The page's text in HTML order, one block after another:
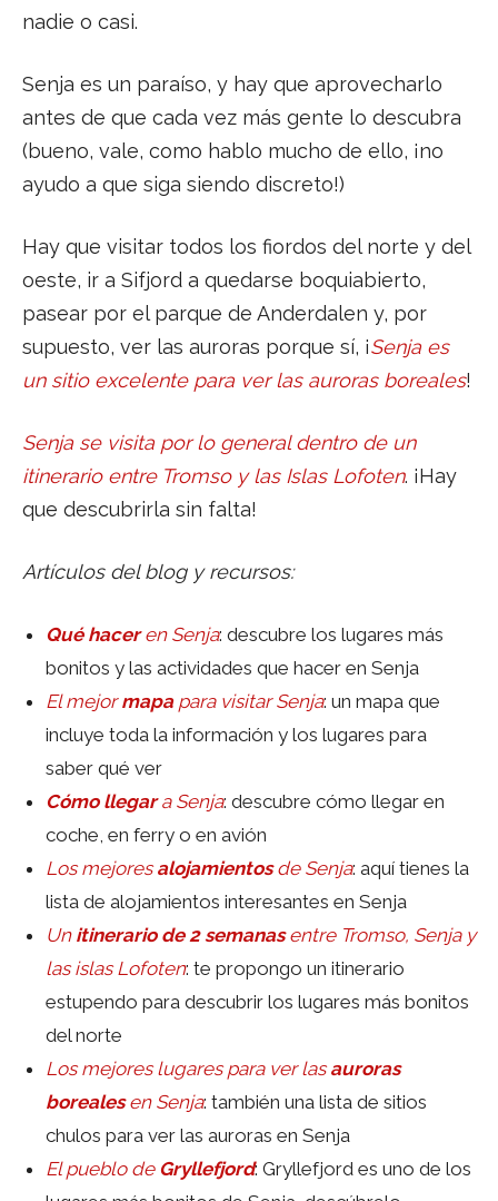
nadie o casi.
Senja es un paraíso, y hay que aprovecharlo
antes de que cada vez más gente lo descubra
(bueno, vale, como hablo mucho de ello, ¡no
ayudo a que siga siendo discreto!)
Hay que visitar todos los fiordos del norte y del
oeste, ir a Sifjord a quedarse boquiabierto,
pasear por el parque de Anderdalen y, por
supuesto, ver las auroras porque sí, ¡Senja es
un sitio excelente para ver las auroras boreales!
Senja se visita por lo general dentro de un
itinerario entre Tromso y las Islas Lofoten. ¡Hay
que descubrirla sin falta!
Artículos del blog y recursos:
Qué haceren Senja: descubre los lugares más
bonitos y las actividades que hacer en Senja
El mejormapapara visitar Senja: un mapa que
incluye toda la información y los lugares para
saber qué ver
Cómo llegara Senja: descubre cómo llegar en
coche, en ferry o en avión
Los mejoresalojamientosde Senja: aquí tienes la
lista de alojamientos interesantes en Senja
Un itinerario de 2 semanasentre Tromso, Senja y
las islas Lofoten: te propongo un itinerario
estupendo para descubrir los lugares más bonitos
del norte
Los mejores lugares para ver lasauroras
borealesen Senja: también una lista de sitios
chulos para ver las auroras en Senja
El pueblo de Gryllefjord: Gryllefjord es uno de los